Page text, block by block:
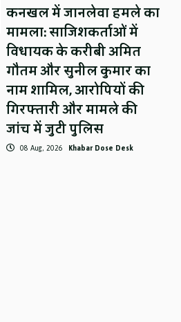
कनखल में जानलेवा हमले का
मामला: साजिशकर्ताओं में
विधायक के करीबी अमित
गौतम और सुनील कुमार का
नाम शामिल, आरोपियों की
गिरफ्तारी और मामले की
जांच में जुटी पुलिस
08 Aug, 2026 Khabar Dose Desk